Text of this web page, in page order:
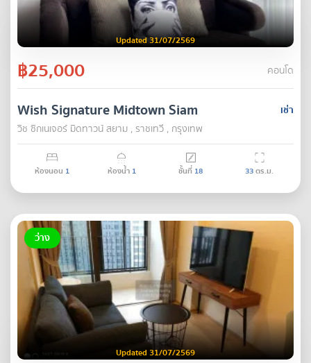
Updated 31/07/2569
฿25,000 คอนโด
เช่า
Wish Signature Midtown Siam
วิช ซิกเนเจอร์ มิดทาวน์ สยาม , ราชเทวี , กรุงเทพ
ห้องนอน 1 ห้องน้ำ 1 ชั้นที่ 18 33ตร.ม.
ว่าง
Updated 31/07/2569